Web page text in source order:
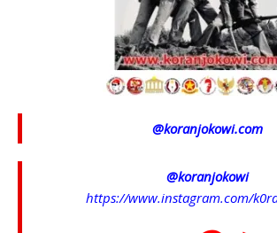
@koranjokowi.com
@koranjokowi
https://www.instagram.com/